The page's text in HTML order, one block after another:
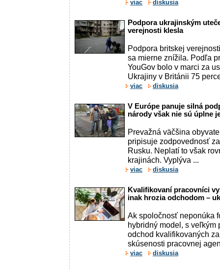
viac diskusia
Podpora ukrajinským
verejnosti klesla
Podpora britskej
sa mierne znížila. Podľa
YouGov bolo v marci za
Ukrajiny v Británii 75
viac diskusia
V Európe panuje silná
národy však nie sú úplne
Prevažná väčšina
pripisuje zodpovednosť
Rusku. Neplatí to však
krajinách. Vyplýva ...
viac diskusia
Kvalifikovaní pracovníci
inak hrozia odchodom –
Ak spoločnosť neponúka
hybridný model, s veľkým
odchod kvalifikovaných
skúsenosti pracovnej
viac diskusia